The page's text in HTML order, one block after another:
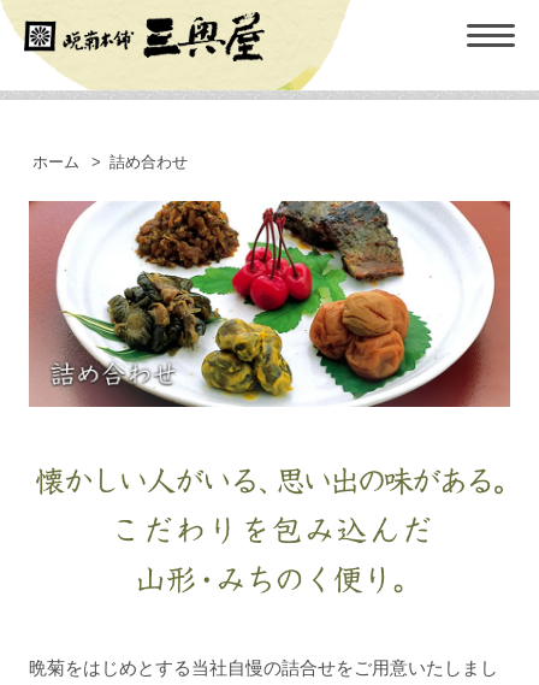
ホーム > 詰め合わせ
晩菊をはじめとする当社自慢の詰合せをご用意いたしまし